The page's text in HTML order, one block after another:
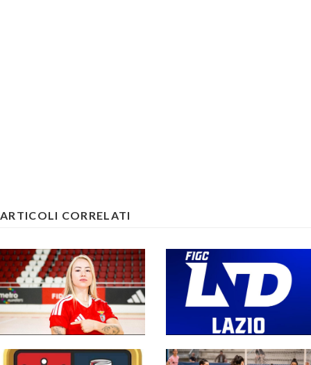
ARTICOLI CORRELATI